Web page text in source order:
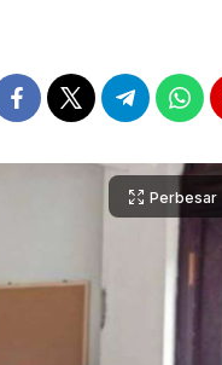
Perbesar